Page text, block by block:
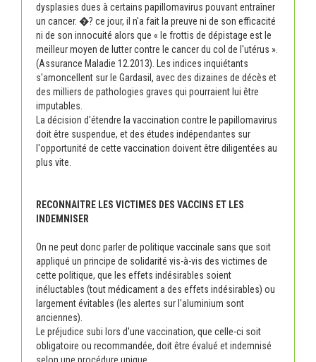
dysplasies dues à certains papillomavirus pouvant entraîner
un cancer. �? ce jour, il n'a fait la preuve ni de son efficacité
ni de son innocuité alors que « le frottis de dépistage est le
meilleur moyen de lutter contre le cancer du col de l'utérus ».
(Assurance Maladie 12.2013). Les indices inquiétants
s'amoncellent sur le Gardasil, avec des dizaines de décès et
des milliers de pathologies graves qui pourraient lui être
imputables.
La décision d'étendre la vaccination contre le papillomavirus
doit être suspendue, et des études indépendantes sur
l'opportunité de cette vaccination doivent être diligentées au
plus vite.
RECONNAITRE LES VICTIMES DES VACCINS ET LES
INDEMNISER
On ne peut donc parler de politique vaccinale sans que soit
appliqué un principe de solidarité vis-à-vis des victimes de
cette politique, que les effets indésirables soient
inéluctables (tout médicament a des effets indésirables) ou
largement évitables (les alertes sur l'aluminium sont
anciennes).
Le préjudice subi lors d'une vaccination, que celle-ci soit
obligatoire ou recommandée, doit être évalué et indemnisé